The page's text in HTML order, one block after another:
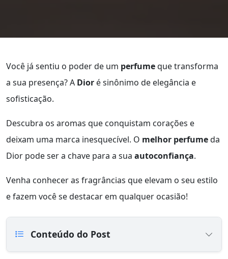
Você já sentiu o poder de um perfumeque transforma
a sua presença? A Dior é sinônimo de elegância e
sofisticação.
Descubra os aromas que conquistam corações e
deixam uma marca inesquecível. O melhor perfumeda
Dior pode ser a chave para a sua autoconfiança.
Venha conhecer as fragrâncias que elevam o seu estilo
e fazem você se destacar em qualquer ocasião!
Conteúdo do Post